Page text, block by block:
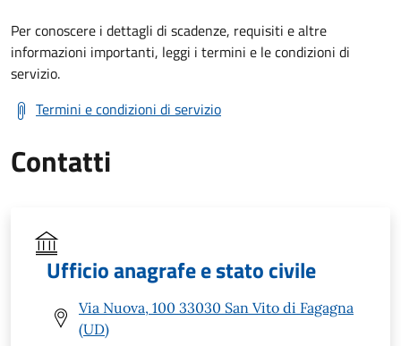
Per conoscere i dettagli di scadenze, requisiti e altre
informazioni importanti, leggi i termini e le condizioni di
servizio.
Termini e condizioni di servizio
Contatti
Ufficio anagrafe e stato civile
Via Nuova, 100 33030 San Vito di Fagagna
(UD)